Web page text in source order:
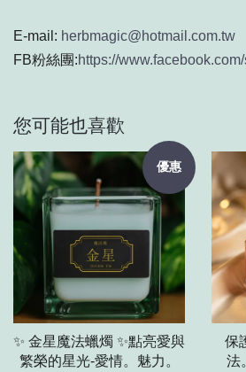
E-mail: herbmagic@hotmail.com.tw
FB粉絲團:https://
您可能也喜歡
優惠
✨ 金星魔法蠟燭 ✨點亮愛與
繁榮的星光-愛情。魅力。
保
法